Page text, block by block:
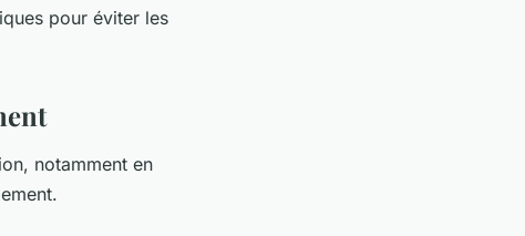
pour éviter les
notamment en